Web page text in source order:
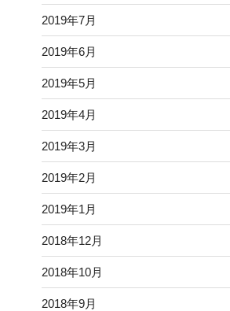
2019年7月
2019年6月
2019年5月
2019年4月
2019年3月
2019年2月
2019年1月
2018年12月
2018年10月
2018年9月